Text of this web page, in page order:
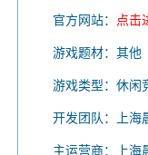
官方网站： 点击
游戏题材：其他
游戏类型：休闲
开发团队：上海晨
主运营商：上海晨